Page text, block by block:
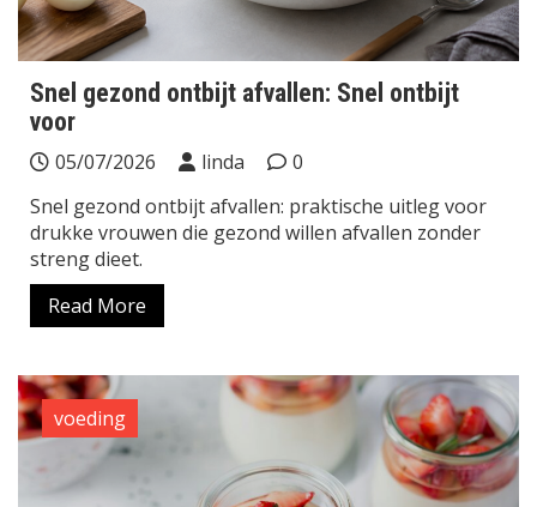
Snel gezond ontbijt afvallen: Snel ontbijt
voor
05/07/2026 linda
0
Snel gezond ontbijt afvallen: praktische uitleg voor
drukke vrouwen die gezond willen afvallen zonder
streng dieet.
Read More
voeding